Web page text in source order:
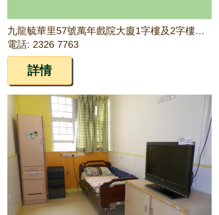
九龍毓華里57號萬年戲院大廈1字樓及2字樓，毓華里51號及毓華街70號地下部份
電話: 2326 7763
詳情